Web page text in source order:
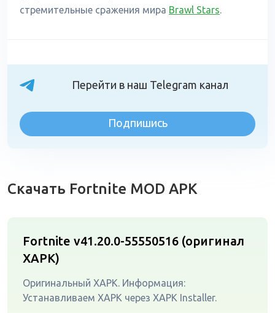
стремительные сражения мира Brawl Stars.
Перейти в наш Telegram канал
Подпишись
Скачать Fortnite MOD APK
Fortnite v41.20.0-55550516 (оригинал
XAPK)
Оригинальный XAPK. Информация:
Устанавливаем XAPK через XAPK Installer.